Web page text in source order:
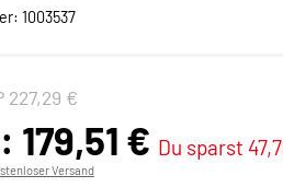
1003537
227,29 €
€ Du sparst
Versand